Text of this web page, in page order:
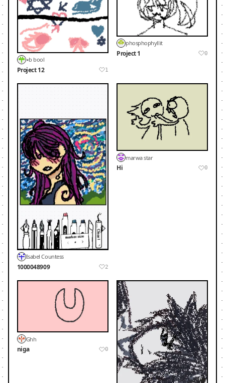
٭b bool
Project 12 1
phosphophyllit
Project 1 0
Isabel Countess
1000048909 2
marwa star
Hi 0
Ghh
niga 0